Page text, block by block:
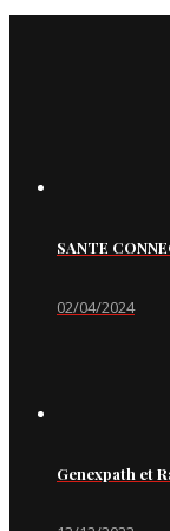
SANTE
02/04/2024
Genexpath et